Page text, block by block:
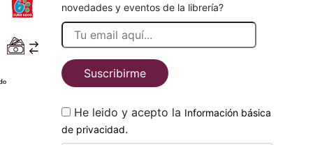
novedades y eventos de la librería?
Suscribirme
He leido y acepto la Información básica
de privacidad.